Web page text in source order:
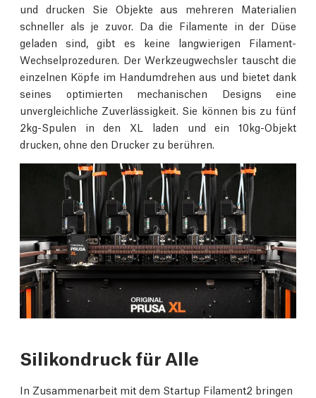
und drucken Sie Objekte aus mehreren Materialien
schneller als je zuvor. Da die Filamente in der Düse
geladen sind, gibt es keine langwierigen Filament-
Wechselprozeduren. Der Werkzeugwechsler tauscht die
einzelnen Köpfe im Handumdrehen aus und bietet dank
seines optimierten mechanischen Designs eine
unvergleichliche Zuverlässigkeit. Sie können bis zu fünf
2kg-Spulen in den XL laden und ein 10kg-Objekt
drucken, ohne den Drucker zu berühren.
Silikondruck für Alle
In Zusammenarbeit mit dem Startup Filament2 bringen